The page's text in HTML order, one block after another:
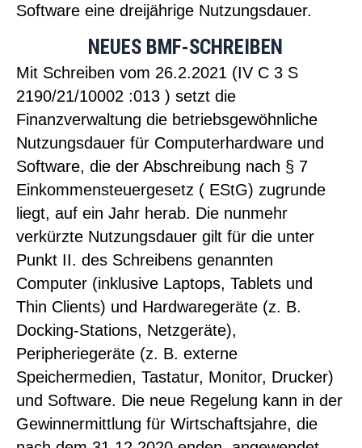
Software eine dreijährige Nutzungsdauer.
NEUES BMF-SCHREIBEN
Mit Schreiben vom 26.2.2021 (IV C 3 S
2190/21/10002 :013 ) setzt die
Finanzverwaltung die betriebsgewöhnliche
Nutzungsdauer für Computerhardware und
Software, die der Abschreibung nach § 7
Einkommensteuergesetz ( EStG) zugrunde
liegt, auf ein Jahr herab. Die nunmehr
verkürzte Nutzungsdauer gilt für die unter
Punkt II. des Schreibens genannten
Computer (inklusive Laptops, Tablets und
Thin Clients) und Hardwaregeräte (z. B.
Docking-Stations, Netzgeräte),
Peripheriegeräte (z. B. externe
Speichermedien, Tastatur, Monitor, Drucker)
und Software. Die neue Regelung kann in der
Gewinnermittlung für Wirtschaftsjahre, die